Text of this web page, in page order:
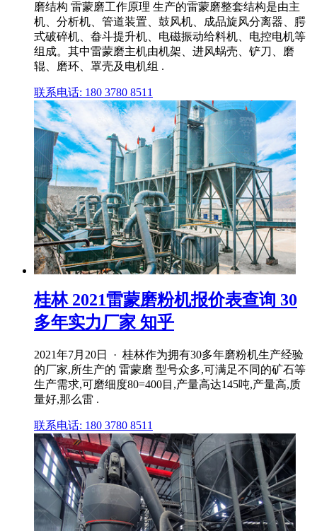
磨结构 雷蒙磨工作原理 生产的雷蒙磨整套结构是由主
机、分析机、管道装置、鼓风机、成品旋风分离器、腭
式破碎机、畚斗提升机、电磁振动给料机、电控电机等
组成。其中雷蒙磨主机由机架、进风蜗壳、铲刀、磨
辊、磨环、罩壳及电机组 .
联系电话: 180 3780 8511
桂林 2021雷蒙磨粉机报价表查询 30
多年实力厂家 知乎
2021年7月20日 · 桂林作为拥有30多年磨粉机生产经验
的厂家,所生产的 雷蒙磨 型号众多,可满足不同的矿石等
生产需求,可磨细度80=400目,产量高达145吨,产量高,质
量好,那么雷 .
联系电话: 180 3780 8511